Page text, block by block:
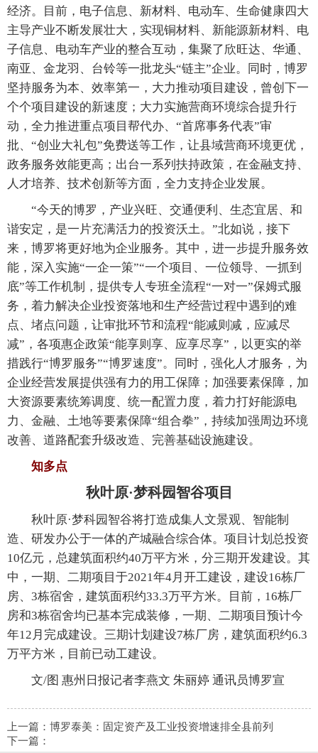
经济。目前，电子信息、新材料、电动车、生命健康四大
主导产业不断发展壮大，实现铜材料、新能源新材料、电
子信息、电动车产业的整合互动，集聚了欣旺达、华通、
南亚、金龙羽、台铃等一批龙头“链主”企业。同时，博罗
坚持服务为本、效率第一，大力推动项目建设，曾创下一
个个项目建设的新速度；大力实施营商环境综合提升行
动，全力推进重点项目帮代办、“首席事务代表”审
批、“创业大礼包”免费送等工作，让县域营商环境更优，
政务服务效能更高；出台一系列扶持政策，在金融支持、
人才培养、技术创新等方面，全力支持企业发展。
“今天的博罗，产业兴旺、交通便利、生态宜居、和
谐安定，是一片充满活力的投资沃土。”北如说，接下
来，博罗将更好地为企业服务。其中，进一步提升服务效
能，深入实施“一企一策”“一个项目、一位领导、一抓到
底”等工作机制，提供专人专班全流程“一对一”保姆式服
务，着力解决企业投资落地和生产经营过程中遇到的难
点、堵点问题，让审批环节和流程“能减则减，应减尽
减”，各项惠企政策“能享则享、应享尽享”，以更实的举
措践行“博罗服务”“博罗速度”。同时，强化人才服务，为
企业经营发展提供强有力的用工保障；加强要素保障，加
大资源要素统筹调度、统一配置力度，着力打好能源电
力、金融、土地等要素保障“组合拳”，持续加强周边环境
改善、道路配套升级改造、完善基础设施建设。
知多点
秋叶原·梦科园智谷项目
秋叶原·梦科园智谷将打造成集人文景观、智能制
造、研发办公于一体的产城融合综合体。项目计划总投资
10亿元，总建筑面积约40万平方米，分三期开发建设。其
中，一期、二期项目于2021年4月开工建设，建设16栋厂
房、3栋宿舍，建筑面积约33.3万平方米。目前，16栋厂
房和3栋宿舍均已基本完成装修，一期、二期项目预计今
年12月完成建设。三期计划建设7栋厂房，建筑面积约6.3
万平方米，目前已动工建设。
文/图 惠州日报记者李燕文 朱丽婷 通讯员博罗宣
上一篇： 博罗泰美：固定资产及工业投资增速排全县前列
下一篇：